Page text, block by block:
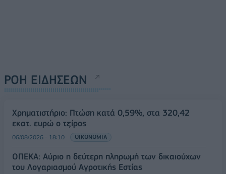
ΡΟΗ ΕΙΔΗΣΕΩΝ
Χρηματιστήριο: Πτώση κατά 0,59%, στα 320,42
εκατ. ευρώ ο τζίρος
06/08/2026 - 18:10 ΟΙΚΟΝΟΜΙΑ
ΟΠΕΚΑ: Αύριο η δεύτερη πληρωμή των δικαιούχων
του Λογαριασμού Αγροτικής Εστίας